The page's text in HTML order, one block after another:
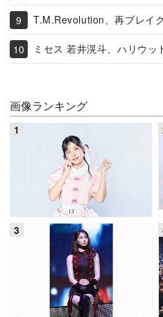
T.M.Revolution、再ブレイ
ミセス 若井滉斗、ハリウッ
画像ランキング